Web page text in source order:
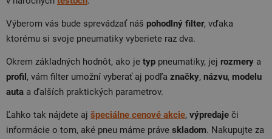
Výberom vás bude sprevádzať náš pohodlný filter, vďaka
ktorému si svoje pneumatiky vyberiete raz dva.
Okrem základných hodnôt, ako je typ pneumatiky, jej rozmery a
profil, vám filter umožní vyberať aj podľa značky, názvu, modelu
auta a ďalších praktických parametrov.
Ľahko tak nájdete aj špeciálne cenové akcie, výpredaje či
informácie o tom, aké pneu máme práve skladom. Nakupujte za